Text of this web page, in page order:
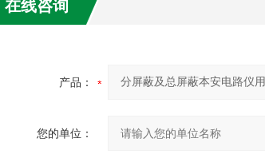
在线咨询
产品：
您的单位：